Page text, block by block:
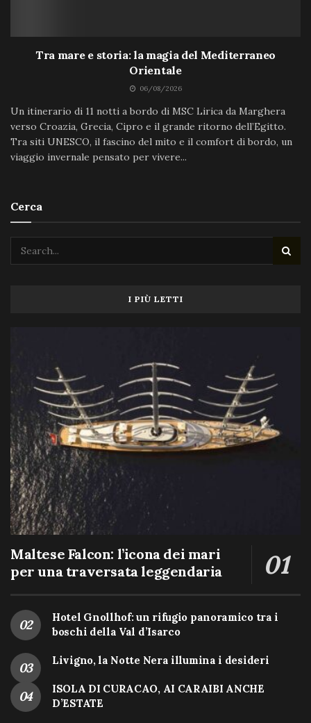
Tra mare e storia: la magia del Mediterraneo
Orientale
06/08/2026
Un itinerario di 11 notti a bordo di MSC Lirica da Marghera
verso Croazia, Grecia, Cipro e il grande ritorno dell’Egitto.
Tra siti UNESCO, il fascino del mito e il comfort di bordo, un
viaggio invernale pensato per vivere...
Cerca
I PIÙ LETTI
Maltese Falcon: l’icona dei mari
per una traversata leggendaria
Hotel Gnollhof: un rifugio panoramico tra i
boschi della Val d’Isarco
Livigno, la Notte Nera illumina i desideri
ISOLA DI CURACAO, AI CARAIBI ANCHE
D’ESTATE